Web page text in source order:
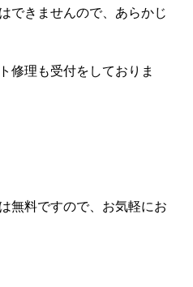
できませんので、あらかじ
修理も受付をしておりま
無料ですので、お気軽にお